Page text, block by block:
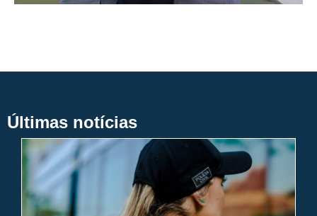
Últimas notícias